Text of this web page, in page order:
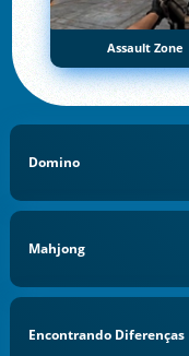
Assault Zone
Domino
Mahjong
Encontrando Diferenças